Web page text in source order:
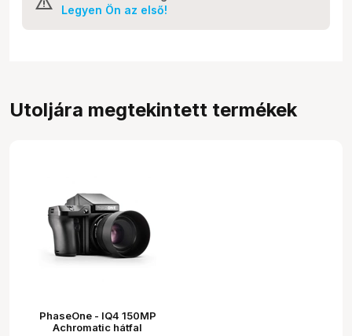
Legyen Ön az első!
Utoljára megtekintett termékek
PhaseOne - IQ4 150MP
Achromatic hátfal